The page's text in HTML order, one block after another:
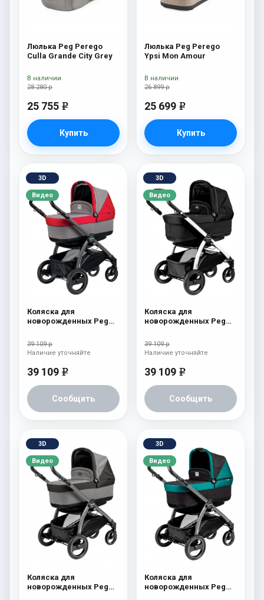
Люлька Peg Perego
Culla Grande City Grey
28 280 р
25 755 e
Купить
В наличии
Люлька Peg Perego
Ypsi Mon Amour
26 899 р
25 699 e
Купить
В наличии
3D
Видео
Коляска для
новорожденных Peg
(шасси Jet) Tulip
39 109 р
39 109 e
Сообщить
Наличие уточняйте
3D
Видео
Коляска для
новорожденных Peg
(шасси Jet) Onyx
39 109 р
39 109 e
Сообщить
Наличие уточняйте
3D
Видео
Коляска для
новорожденных Peg
3D
Видео
Коляска для
новорожденных Peg